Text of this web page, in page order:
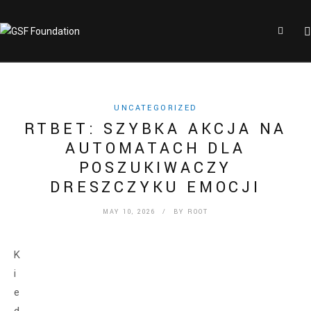
UNCATEGORIZED
RTBET: SZYBKA AKCJA NA
AUTOMATACH DLA
POSZUKIWACZY
DRESZCZYKU EMOCJI
MAY 10, 2026 / BY ROOT
K
i
e